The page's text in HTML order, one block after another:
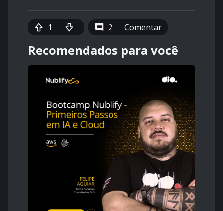
1 2 Comentar
Recomendados para você